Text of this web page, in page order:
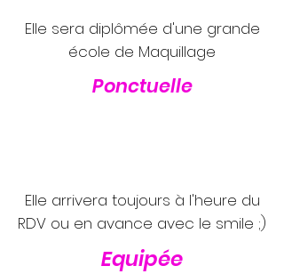
Elle sera diplômée d'une grande
école de Maquillage
Ponctuelle
Elle arrivera toujours à l'heure du
RDV ou en avance avec le smile ;)
Equipée